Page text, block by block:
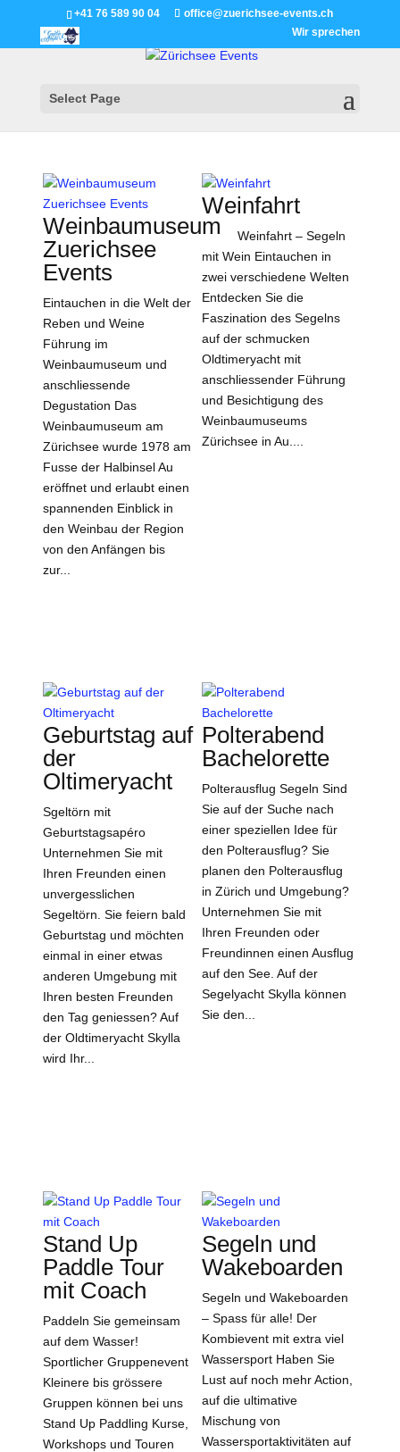
+41 76 589 90 04
office@zuerichsee-events.ch
Wir sprechen
Select Page
Weinbaumuseum
Zuerichsee
Events
Eintauchen in die Welt der
Reben und Weine
Führung im
Weinbaumuseum und
anschliessende
Degustation Das
Weinbaumuseum am
Zürichsee wurde 1978 am
Fusse der Halbinsel Au
eröffnet und erlaubt einen
spannenden Einblick in
den Weinbau der Region
von den Anfängen bis
zur...
Weinfahrt
Weinfahrt – Segeln
mit Wein Eintauchen in
zwei verschiedene Welten
Entdecken Sie die
Faszination des Segelns
auf der schmucken
Oldtimeryacht mit
anschliessender Führung
und Besichtigung des
Weinbaumuseums
Zürichsee in Au....
Geburtstag auf
der
Oltimeryacht
Sgeltörn mit
Geburtstagsapéro
Unternehmen Sie mit
Ihren Freunden einen
unvergesslichen
Segeltörn. Sie feiern bald
Geburtstag und möchten
einmal in einer etwas
anderen Umgebung mit
Ihren besten Freunden
den Tag geniessen? Auf
der Oldtimeryacht Skylla
wird Ihr...
Polterabend
Bachelorette
Polterausflug Segeln Sind
Sie auf der Suche nach
einer speziellen Idee für
den Polterausflug? Sie
planen den Polterausflug
in Zürich und Umgebung?
Unternehmen Sie mit
Ihren Freunden oder
Freundinnen einen Ausflug
auf den See. Auf der
Segelyacht Skylla können
Sie den...
Stand Up
Paddle Tour
mit Coach
Paddeln Sie gemeinsam
auf dem Wasser!
Sportlicher Gruppenevent
Kleinere bis grössere
Gruppen können bei uns
Stand Up Paddling Kurse,
Workshops und Touren
Segeln und
Wakeboarden
Segeln und Wakeboarden
– Spass für alle! Der
Kombievent mit extra viel
Wassersport Haben Sie
Lust auf noch mehr Action,
auf die ultimative
Mischung von
Wassersportaktivitäten auf